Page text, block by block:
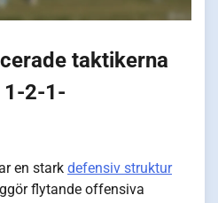
taktikerna
2-1-
en stark defensiv struktur
flytande offensiva